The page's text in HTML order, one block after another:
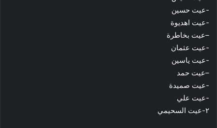
-عيت حسين
-عيت اهديوة
–عيت بخاطرة
-عيت عثمان
-عيت ياسين
–عيت حمد
-عيت صميدة
-عيت علي
٢-عيت السحيمي